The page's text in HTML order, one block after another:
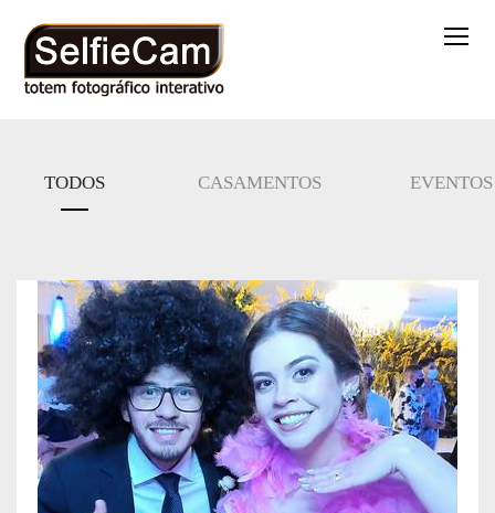
TODOS CASAMENTOS EVENTOS